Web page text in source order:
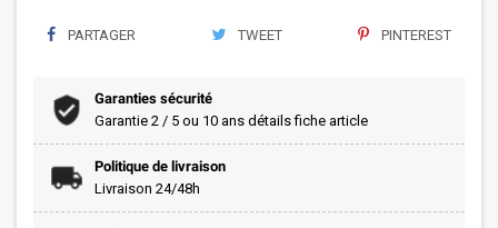
PARTAGER TWEET PINTEREST
Garanties sécurité
Garantie 2 / 5 ou 10 ans détails fiche article
Politique de livraison
Livraison 24/48h